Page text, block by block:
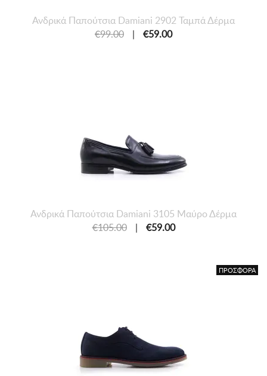
Ανδρικά Παπούτσια Damiani 2902 Ταμπά Δέρμα
€99.00
| €59.00
Ανδρικά Παπούτσια Damiani 3105 Μαύρο Δέρμα
€105.00
| €59.00
ΠΡΟΣΦΟΡΑ